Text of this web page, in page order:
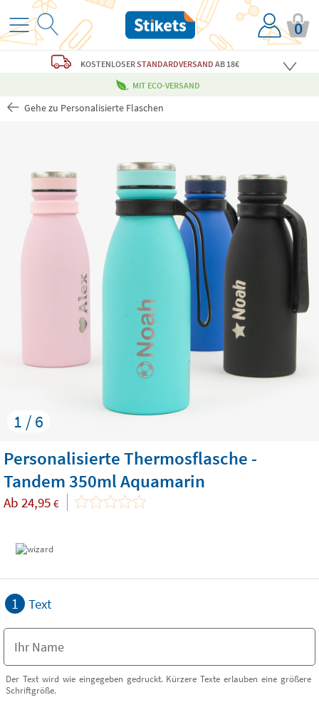
0
KOSTENLOSERSTANDARDVERSAND AB 18€
MIT ECO-VERSAND
Gehe zu Personalisierte Flaschen
1 / 6
Personalisierte Thermosflasche -
Tandem 350ml Aquamarin
Ab 24,95 €
1 Text
Der Text wird wie eingegeben gedruckt. Kürzere Texte erlauben eine größere
Schriftgröße.